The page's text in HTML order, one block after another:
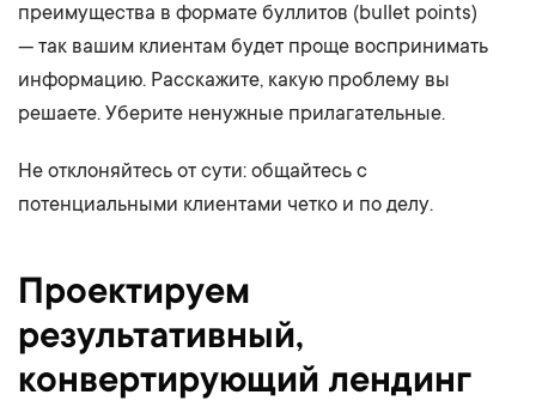
преимущества в формате буллитов (bullet points)
— так вашим клиентам будет проще воспринимать
информацию. Расскажите, какую проблему вы
решаете. Уберите ненужные прилагательные.
Не отклоняйтесь от сути: общайтесь с
потенциальными клиентами четко и по делу.
Проектируем
результативный,
конвертирующий лендинг